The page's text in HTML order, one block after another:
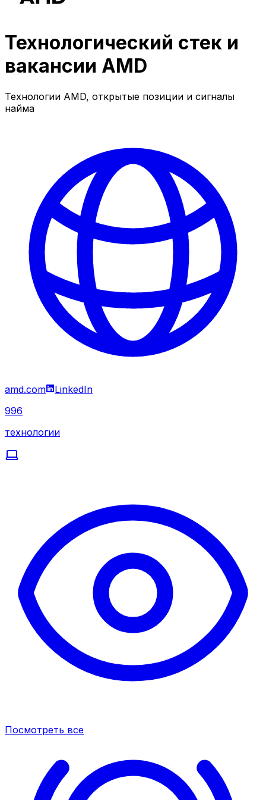
Технологический стек и
вакансии AMD
Технологии AMD, открытые позиции и сигналы
найма
amd.com
LinkedIn
996
технологии
Посмотреть все